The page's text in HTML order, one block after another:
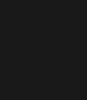
ventana nueva)
en ventana nueva)
ventana nueva)